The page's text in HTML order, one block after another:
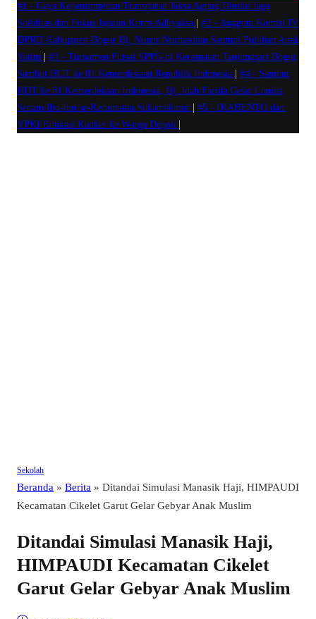
#1 - Gaya Kepemimpinan Transparan Jaksa Agung Dinilai Jaga
Soliditas dan Fokus Jajaran Korps Adhyaksa
#2 - Anggota Komisi IV
DPRD Kabupaten Bogor Hj. Nunur Nurhasdian Santuni Puluhan Anak
Yatim
#3 - Turnamen Futsal SPPG di Kecamatan Tanjungsari Bogor,
Sambut HUT ke 81 Kemerdekaan Republik Indonesia
#4 - Sambut
HUT ke 81 Kemerdekaan Indonesia, Hj. Idah Farida Gelar Lomba
Senam Ibu-ibu se-Kecamatan Sukamakmur
#5 - IKABENTO dan
YPKI Edukasi Kanker ke Warga Depok
Sekolah
Beranda » Berita » Ditandai Simulasi Manasik Haji, HIMPAUDI
Kecamatan Cikelet Garut Gelar Gebyar Anak Muslim
Ditandai Simulasi Manasik Haji,
HIMPAUDI Kecamatan Cikelet
Garut Gelar Gebyar Anak Muslim